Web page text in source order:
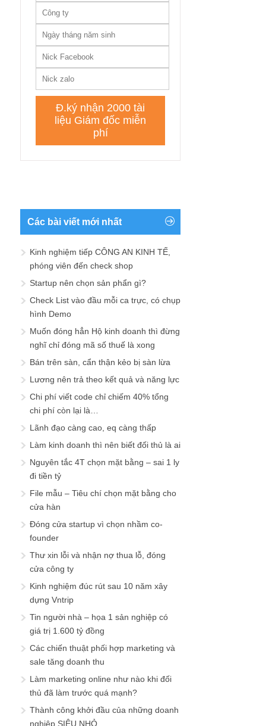
Các bài viết mới nhất
Kinh nghiệm tiếp CÔNG AN KINH TẾ,
phóng viên đến check shop
Startup nên chọn sản phẩn gì?
Check List vào đầu mỗi ca trực, có chụp
hình Demo
Muốn đóng hẳn Hộ kinh doanh thì đừng
nghĩ chỉ đóng mã số thuế là xong
Bán trên sàn, cẩn thận kẻo bị sàn lừa
Lương nên trả theo kết quả và năng lực
Chi phí viết code chỉ chiếm 40% tổng
chi phí còn lại là…
Lãnh đạo càng cao, eq càng thấp
Làm kinh doanh thì nên biết đối thủ là ai
Nguyên tắc 4T chọn mặt bằng – sai 1 ly
đi tiền tỷ
File mẫu – Tiêu chí chọn mặt bằng cho
cửa hàn
Đóng cửa startup vì chọn nhầm co-
founder
Thư xin lỗi và nhận nợ thua lỗ, đóng
cửa công ty
Kinh nghiệm đúc rút sau 10 năm xây
dựng Vntrip
Tin người nhà – họa 1 sản nghiệp có
giá trị 1.600 tỷ đồng
Các chiến thuật phối hợp marketing và
sale tăng doanh thu
Làm marketing online như nào khi đối
thủ đã làm trước quá mạnh?
Thành công khởi đầu của những doanh
nghiệp SIÊU NHỎ